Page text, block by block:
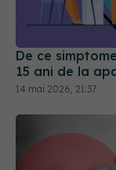
De ce
15 ani de la
14 mai 2026, 21:37